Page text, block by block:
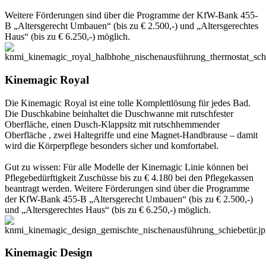
Weitere Förderungen sind über die Programme der KfW-Bank 455-
B „Altersgerecht Umbauen“ (bis zu € 2.500,-) und „Altersgerechtes
Haus“ (bis zu € 6.250,-) möglich.
Kinemagic Royal
Die Kinemagic Royal ist eine tolle Komplettlösung für jedes Bad.
Die Duschkabine beinhaltet die Duschwanne mit rutschfester
Oberfläche, einen Dusch-Klappsitz mit rutschhemmender
Oberfläche , zwei Haltegriffe und eine Magnet-Handbrause – damit
wird die Körperpflege besonders sicher und komfortabel.
Gut zu wissen: Für alle Modelle der Kinemagic Linie können bei
Pflegebedürftigkeit Zuschüsse bis zu € 4.180 bei den Pflegekassen
beantragt werden. Weitere Förderungen sind über die Programme
der KfW-Bank 455-B „Altersgerecht Umbauen“ (bis zu € 2.500,-)
und „Altersgerechtes Haus“ (bis zu € 6.250,-) möglich.
Kinemagic Design